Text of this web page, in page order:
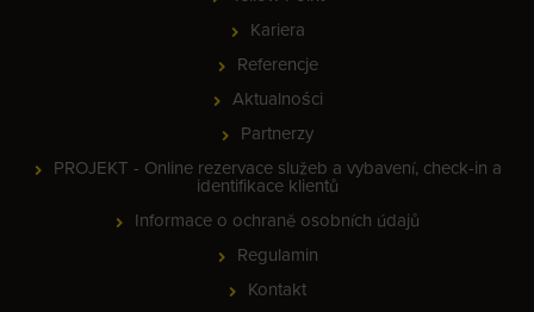
Kariera
Referencje
Aktualności
Partnerzy
PROJEKT - Online rezervace služeb a vybavení, check-in a
identifikace klientů
Informace o ochraně osobních údajů
Regulamin
Kontakt